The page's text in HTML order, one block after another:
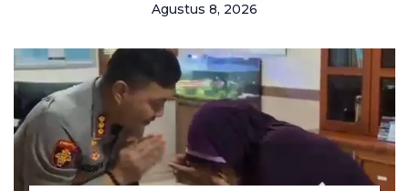
Agustus 8, 2026